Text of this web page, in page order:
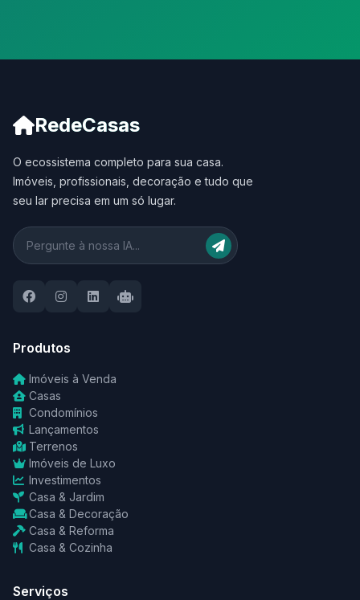
RedeCasas
O ecossistema completo para sua casa.
Imóveis, profissionais, decoração e tudo que
seu lar precisa em um só lugar.
Produtos
Imóveis à Venda
Casas
Condomínios
Lançamentos
Terrenos
Imóveis de Luxo
Investimentos
Casa & Jardim
Casa & Decoração
Casa & Reforma
Casa & Cozinha
Serviços